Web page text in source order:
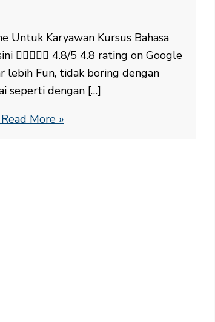
Untuk Karyawan Kursus Bahasa
 4.8/5 4.8 rating on Google
lebih Fun, tidak boring dengan
seperti dengan […]
Read More »